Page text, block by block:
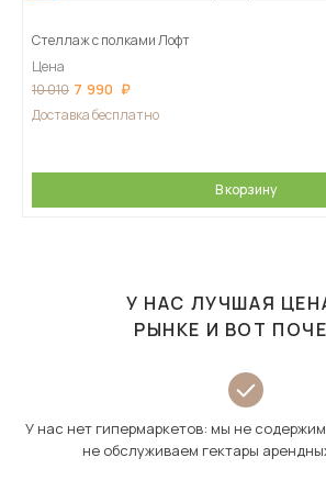
Стеллаж с полками Лофт
Цена
10 010 7 990
Доставка бесплатно
В корзину
У НАС ЛУЧШАЯ
РЫНКЕ И ВОТ
У нас нет гипермаркетов: мы не
не обслуживаем гектары